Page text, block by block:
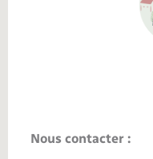
Nous contacter :